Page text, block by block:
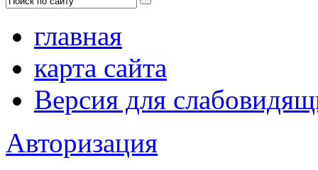
главная
карта сайта
Версия для
Авторизация